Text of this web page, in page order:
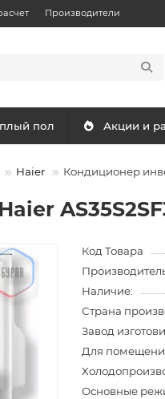
Производители
пол Акции и
Haier Кондиционер
Код Товара
Наличие:
Страна
Завод
Для
Основные